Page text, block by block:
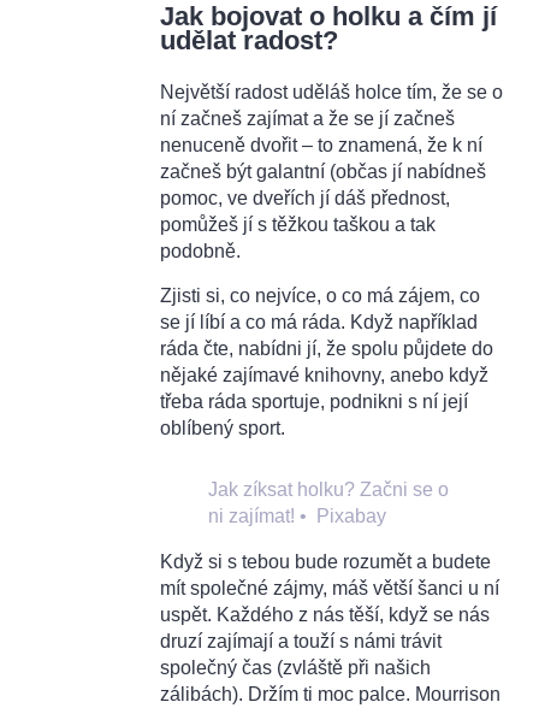
Jak bojovat o holku a čím jí
udělat radost?
Největší radost uděláš holce tím, že se o
ní začneš zajímat a že se jí začneš
nenuceně dvořit – to znamená, že k ní
začneš být galantní (občas jí nabídneš
pomoc, ve dveřích jí dáš přednost,
pomůžeš jí s těžkou taškou a tak
podobně.
Zjisti si, co nejvíce, o co má zájem, co
se jí líbí a co má ráda. Když například
ráda čte, nabídni jí, že spolu půjdete do
nějaké zajímavé knihovny, anebo když
třeba ráda sportuje, podnikni s ní její
oblíbený sport.
Jak zíksat holku? Začni se o
ni zajímat! • Pixabay
Když si s tebou bude rozumět a budete
mít společné zájmy, máš větší šanci u ní
uspět. Každého z nás těší, když se nás
druzí zajímají a touží s námi trávit
společný čas (zvláště při našich
zálibách). Držím ti moc palce. Mourrison